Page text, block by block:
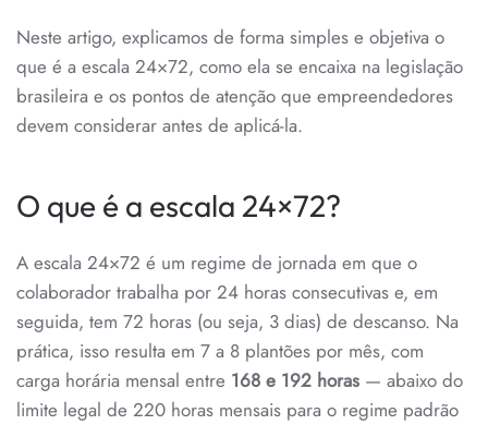
Neste artigo, explicamos de forma simples e objetiva o
que é a escala 24×72, como ela se encaixa na legislação
brasileira e os pontos de atenção que empreendedores
devem considerar antes de aplicá-la.
O que é a escala 24×72?
A escala 24×72 é um regime de jornada em que o
colaborador trabalha por 24 horas consecutivas e, em
seguida, tem 72 horas (ou seja, 3 dias) de descanso. Na
prática, isso resulta em 7 a 8 plantões por mês, com
carga horária mensal entre 168 e 192 horas — abaixo do
limite legal de 220 horas mensais para o regime padrão